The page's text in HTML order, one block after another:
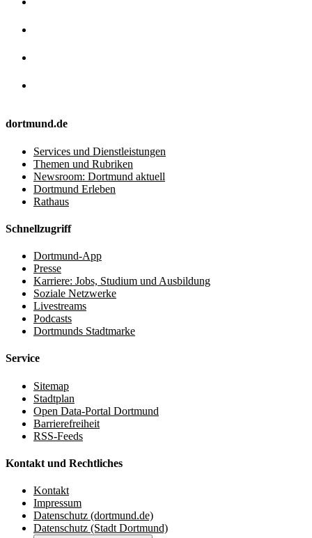
dortmund.de
Services und Dienstleistungen
Themen und Rubriken
Newsroom: Dortmund aktuell
Dortmund Erleben
Rathaus
Schnellzugriff
Dortmund-App
Presse
Karriere: Jobs, Studium und Ausbildung
Soziale Netzwerke
Livestreams
Podcasts
Dortmunds Stadtmarke
Service
Sitemap
Stadtplan
Open Data-Portal Dortmund
Barrierefreiheit
RSS-Feeds
Kontakt und Rechtliches
Kontakt
Impressum
Datenschutz (dortmund.de)
Datenschutz (Stadt Dortmund)